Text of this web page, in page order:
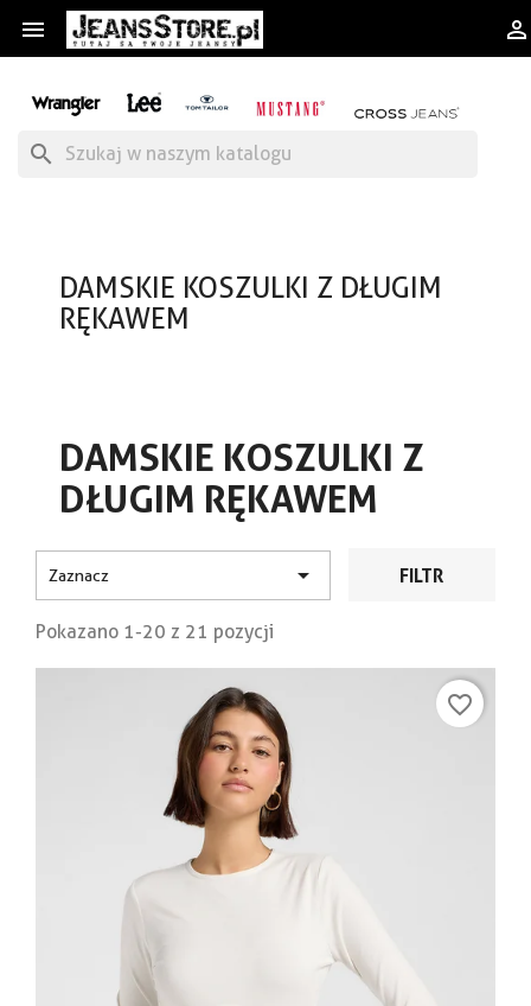
 
search
DAMSKIE KOSZULKI Z DŁUGIM
RĘKAWEM
DAMSKIE KOSZULKI Z
DŁUGIM RĘKAWEM
Zaznacz  FILTR
Pokazano 1-20 z 21 pozycji
favorite_border